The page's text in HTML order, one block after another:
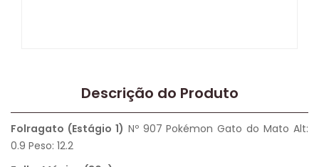
Descrição do Produto
Folragato (Estágio 1) Nº 907 Pokémon Gato do Mato Alt:
0.9 Peso: 12.2